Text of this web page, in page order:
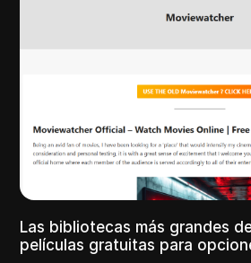
Las bibliotecas más grandes
películas gratuitas para